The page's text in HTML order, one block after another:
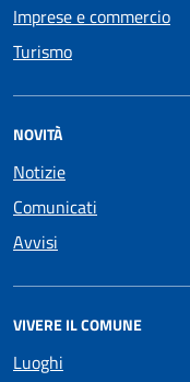
Imprese e commercio
Turismo
NOVITÀ
Notizie
Comunicati
Avvisi
VIVERE IL COMUNE
Luoghi